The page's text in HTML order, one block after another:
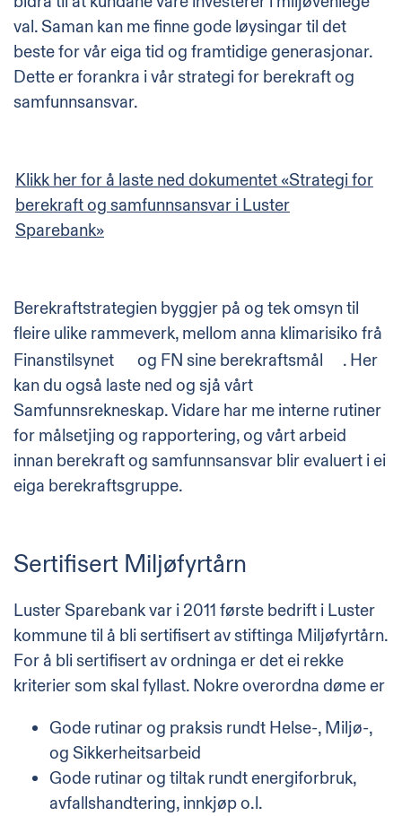
val. Saman kan me finne gode løysingar til det
beste for vår eiga tid og framtidige generasjonar.
Dette er forankra i vår strategi for berekraft og
samfunnsansvar.
Klikk her for å laste ned dokumentet «Strategi for
berekraft og samfunnsansvar i Luster
Sparebank»
Berekraftstrategien byggjer på og tek omsyn til
fleire ulike rammeverk, mellom anna klimarisiko frå
Finanstilsynet
og FN sine berekraftsmål . Her
kan du også laste ned og sjå vårt
Samfunnsrekneskap. Vidare har me interne rutiner
for målsetjing og rapportering, og vårt arbeid
innan berekraft og samfunnsansvar blir evaluert i ei
eiga berekraftsgruppe.
Sertifisert Miljøfyrtårn
Luster Sparebank var i 2011 første bedrift i Luster
kommune til å bli sertifisert av stiftinga Miljøfyrtårn.
For å bli sertifisert av ordninga er det ei rekke
kriterier som skal fyllast. Nokre overordna døme er
Gode rutinar og praksis rundt Helse-, Miljø-,
og Sikkerheitsarbeid
Gode rutinar og tiltak rundt energiforbruk,
avfallshandtering, innkjøp o.l.